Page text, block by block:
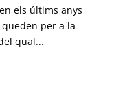
els últims anys
queden per a la
qual...